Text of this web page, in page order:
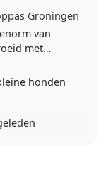
Groningen
van
met
terriërs. Ik
een
honden